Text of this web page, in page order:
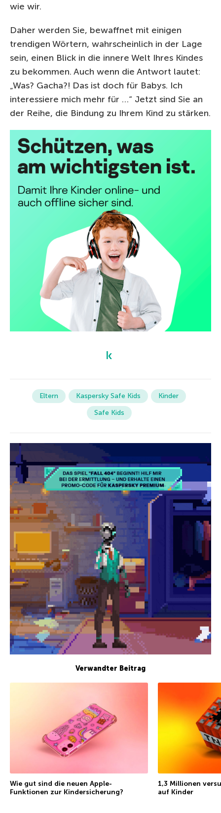
wie wir.
Daher werden Sie, bewaffnet mit einigen
trendigen Wörtern, wahrscheinlich in der Lage
sein, einen Blick in die innere Welt Ihres Kindes
zu bekommen. Auch wenn die Antwort lautet:
„Was? Gacha?! Das ist doch für Babys. Ich
interessiere mich mehr für …“ Jetzt sind Sie an
der Reihe, die Bindung zu Ihrem Kind zu stärken.
Eltern Kaspersky Safe Kids
Kinder
Safe Kids
Verwandter Beitrag
Wie gut sind die neuen Apple-
Funktionen zur Kindersicherung?
1,3 Millionen
auf Kinder